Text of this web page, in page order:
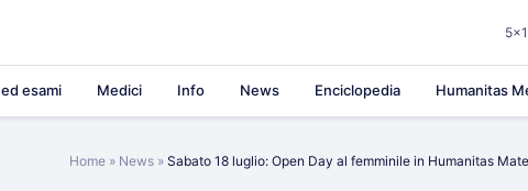
esami Medici Info News Enciclopedia Humanitas
Home » News » Sabato 18 luglio: Open Day al femminile in Humanitas